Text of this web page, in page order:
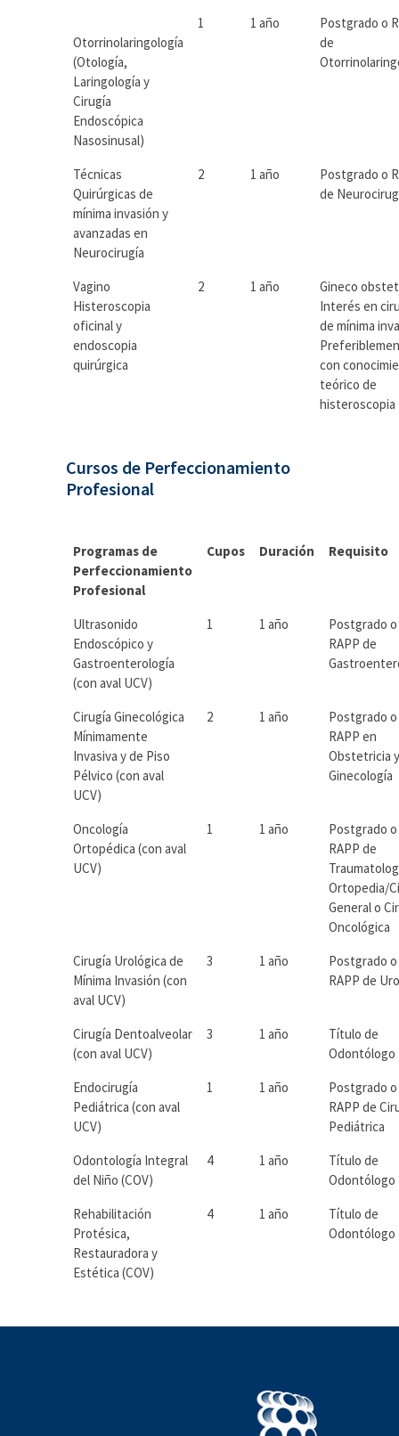
Otorrinolaringología
(Otología,
Laringología y
Cirugía
Endoscópica
Nasosinusal)
1 1 año
Postgrado o
de
Técnicas
Quirúrgicas de
mínima invasión y
avanzadas en
Neurocirugía
2 1 año
Postgrado o
de
Vagino
Histeroscopia
oficinal y
endoscopia
quirúrgica
2 1 año
Gineco
Interés en
de mínima
con
teórico de
histeroscopia
Cursos de Perfeccionamiento
Profesional
Programas de
Perfeccionamiento
Profesional
Cupos Duración Requisito
Ultrasonido
Endoscópico y
Gastroenterología
(con aval UCV)
1 1 año
Postgrado o
RAPP de
Cirugía Ginecológica
Mínimamente
Invasiva y de Piso
Pélvico (con aval
UCV)
2 1 año
Postgrado o
RAPP en
Obstetricia y
Ginecología
Oncología
Ortopédica (con aval
UCV)
1 1 año
Postgrado o
RAPP de
Ortopedia/
General o
Oncológica
Cirugía Urológica de
Mínima Invasión (con
aval UCV)
3 1 año
Postgrado o
RAPP de
Cirugía Dentoalveolar
(con aval UCV)
3 1 año
Título de
Odontólogo
Endocirugía
Pediátrica (con aval
UCV)
1 1 año
Postgrado o
RAPP de
Pediátrica
Odontología Integral
del Niño (COV)
4 1 año
Título de
Odontólogo
Rehabilitación
Protésica,
Restauradora y
Estética (COV)
4 1 año
Título de
Odontólogo